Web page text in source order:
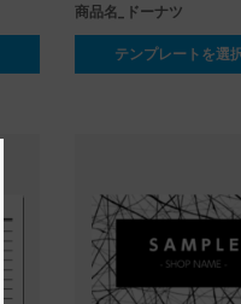
商品名_ドーナツ
テンプレートを選